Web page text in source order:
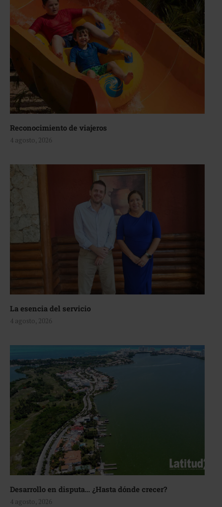
Reconocimiento de viajeros
4 agosto, 2026
La esencia del servicio
4 agosto, 2026
Desarrollo en disputa… ¿Hasta dónde crecer?
4 agosto, 2026